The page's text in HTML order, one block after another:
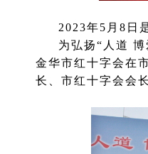
2023年5月8日
为弘扬“人道
金华市红十字会在
长、市红十字会会